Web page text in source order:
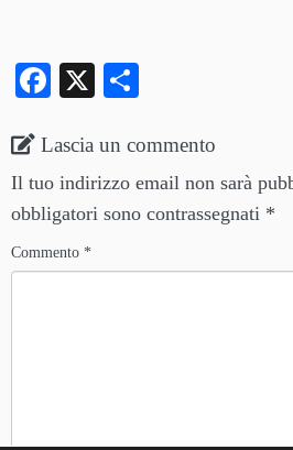
Fa
bo
ok
X
di
vi
di
Lascia un commento
Il tuo indirizzo email non sarà
obbligatori sono contrassegnati *
Commento *